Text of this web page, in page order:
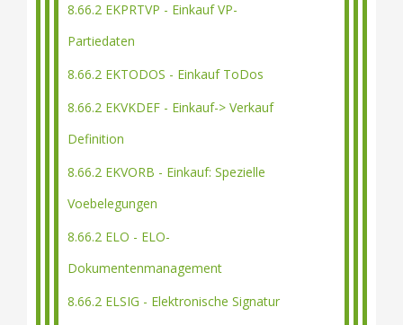
8.66.2 EKPRTVP - Einkauf VP-
Partiedaten
8.66.2 EKTODOS - Einkauf ToDos
8.66.2 EKVKDEF - Einkauf-> Verkauf
Definition
8.66.2 EKVORB - Einkauf: Spezielle
Voebelegungen
8.66.2 ELO - ELO-
Dokumentenmanagement
8.66.2 ELSIG - Elektronische Signatur